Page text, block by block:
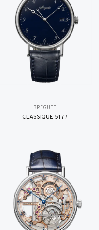
BREGUET
CLASSIQUE 5177